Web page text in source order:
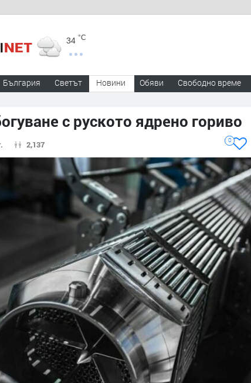
34 °C
България Светът Новини Обяви Свободно време
с руското ядрено гориво
2,137 0